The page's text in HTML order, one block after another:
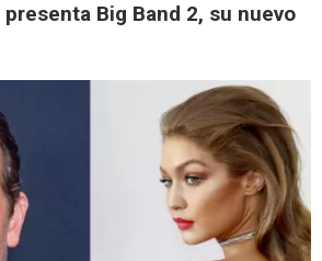
Big Band 2, su nuevo